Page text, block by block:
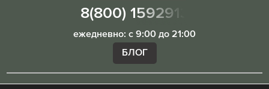
8(800) 1592913
ежедневно: с 9:00 до 21:00
БЛОГ